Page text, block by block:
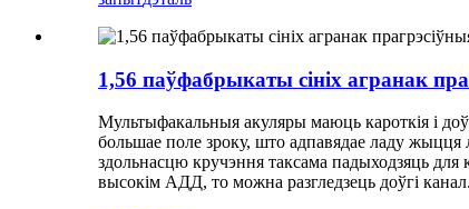
1,56 паўфабрыкаты сініх агранак
Мультыфакальныя акуляры маюць кароткія і
большае поле зроку, што адпавядае ладу жыцця
здольнасцю кручэння таксама падыходзяць
высокім АДД, то можна разгледзець доўгі канал.